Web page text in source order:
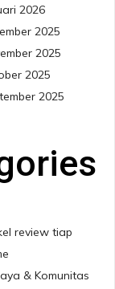
2026
2025
2025
2025
2025
review tiap
& Komunitas